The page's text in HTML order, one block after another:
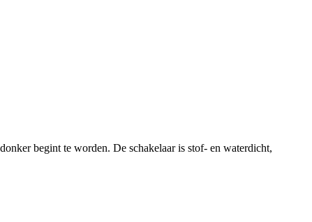
begint te worden. De schakelaar is stof- en waterdicht,